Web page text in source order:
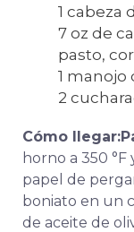
1 cabeza
7 oz de
pasto,
1 manojo
2
Cómo llegar:
horno a 350
papel de
boniato en un
de aceite de